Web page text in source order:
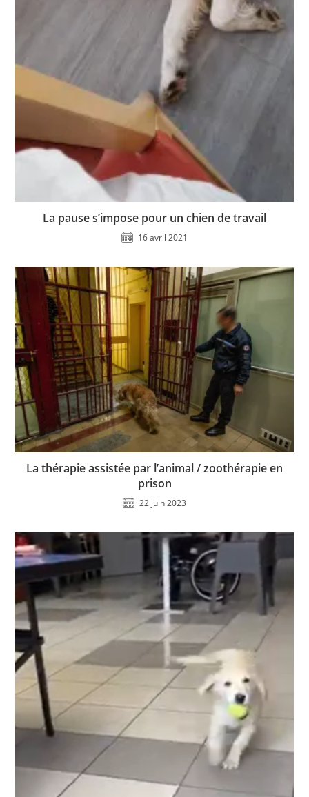
La pause s’impose pour un chien de travail
16 avril 2021
La thérapie assistée par l’animal / zoothérapie en
prison
22 juin 2023